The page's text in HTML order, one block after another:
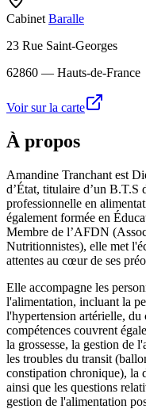
Cabinet Baralle
23 Rue Saint-Georges
62860 — Hauts-de-France
Voir sur la carte
À propos
Amandine Tranchant est
d’État, titulaire d’un B.T.S
professionnelle en
également formée en
Membre de l’AFDN
Nutritionnistes), elle met
attentes au cœur de ses
Elle accompagne les
l'alimentation, incluant la
l'hypertension artérielle, du
compétences couvrent
la grossesse, la gestion de
les troubles du transit
constipation chronique), la
ainsi que les questions
gestion de l'alimentation